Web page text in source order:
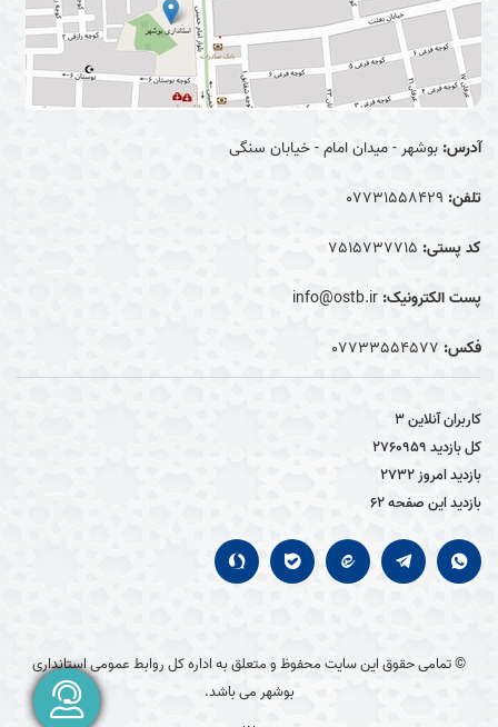
آدرس: بوشهر - میدان امام - خیابان سنگی
تلفن: 07731558429
کد پستی: 7515737715
پست الکترونیک: info@ostb.ir
فکس: 07733554577
کاربران آنلاین3
کل بازدید2760959
بازدید امروز2732
بازدید این صفحه62
© تمامی حقوق این سایت محفوظ و متعلق به اداره کل روابط عمومی استانداری
بوشهر می باشد.